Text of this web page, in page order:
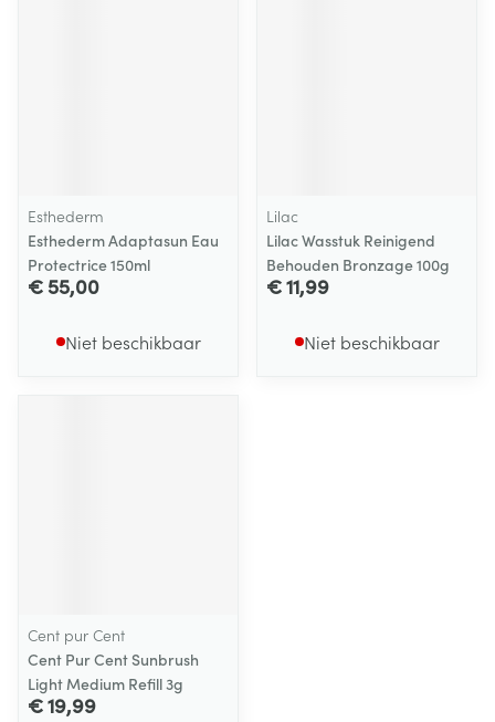
Esthederm
Esthederm Adaptasun Eau
Protectrice 150ml
€ 55,00
Niet beschikbaar
Lilac
Lilac Wasstuk Reinigend
Behouden Bronzage 100g
€ 11,99
Niet beschikbaar
Cent pur Cent
Cent Pur Cent Sunbrush
Light Medium Refill 3g
€ 19,99